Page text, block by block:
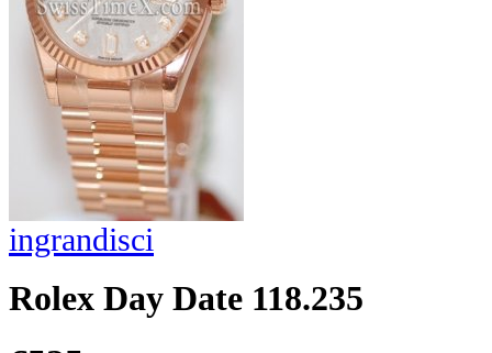
ingrandisci
Rolex Day Date 118.235